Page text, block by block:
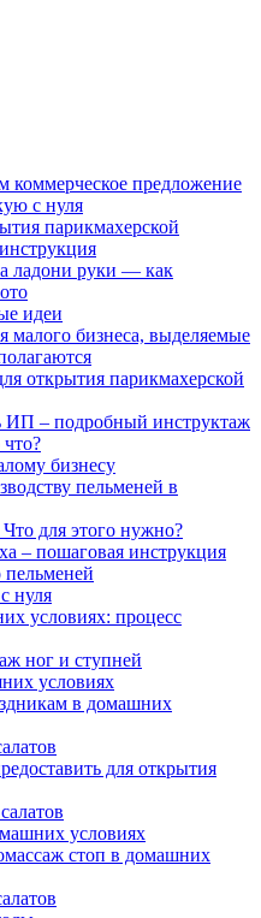
коммерческое предложение
с нуля
парикмахерской
ладони руки — как
идеи
малого бизнеса, выделяемые
открытия парикмахерской
ИП – подробный инструктаж
бизнесу
пельменей в
для этого нужно?
– пошаговая инструкция
пельменей
нуля
условиях: процесс
ног и ступней
условиях
в домашних
для открытия
условиях
стоп в домашних